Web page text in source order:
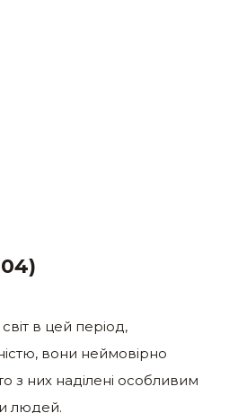
в цей період,
вони неймовірно
з них наділені особливим
людей.